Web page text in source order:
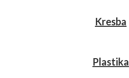
Kresba
Plastika